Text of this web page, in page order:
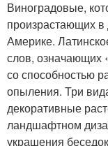
Виноградовые,
произрастающих
Америке.
слов, означающих
со способностью
опыления. Три
декоративные
ландшафтном
украшения